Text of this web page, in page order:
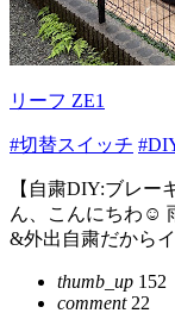
リーフ ZE1
#切替スイッチ
【自粛DIY:ブレー
ん、こんにちわ☺️
&外出自粛だから
thumb_up 152
comment22